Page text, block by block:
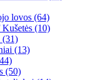
lovos (64)
Kušetės (10)
(31)
(13)
(50)